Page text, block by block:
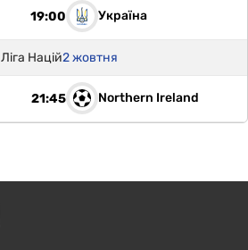
19:00 Україна
Ліга Націй2 жовтня
21:45 Northern Ireland